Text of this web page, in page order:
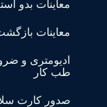
معاینات بدو
معاینات
ادیومتری و
طب کار
صدور کارت